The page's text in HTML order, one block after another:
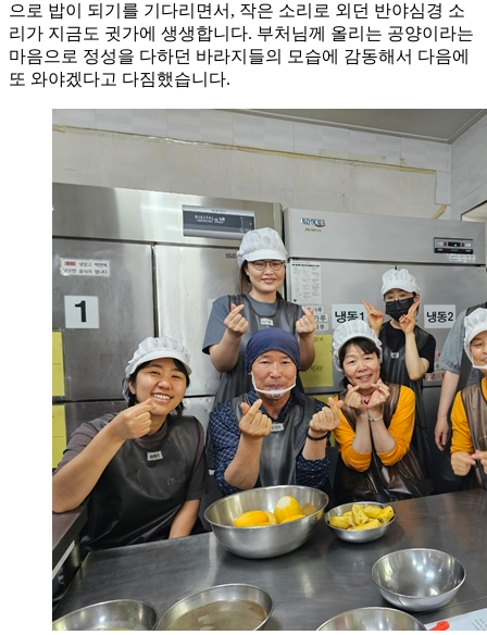
으로 밥이 되기를 기다리면서, 작은 소리로 외던 반야심경 소
리가 지금도 귓가에 생생합니다. 부처님께 올리는 공양이라는
마음으로 정성을 다하던 바라지들의 모습에 감동해서 다음에
또 와야겠다고 다짐했습니다.